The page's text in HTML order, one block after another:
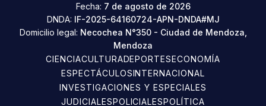
Fecha: 7 de agosto de 2026
DNDA: IF-2025-64160724-APN-DNDA#MJ
Domicilio legal: Necochea N°350 - Ciudad de Mendoza,
Mendoza
CIENCIACULTURADEPORTESECONOMÍA
ESPECTÁCULOSINTERNACIONAL
INVESTIGACIONES Y ESPECIALES
JUDICIALESPOLICIALESPOLÍTICA